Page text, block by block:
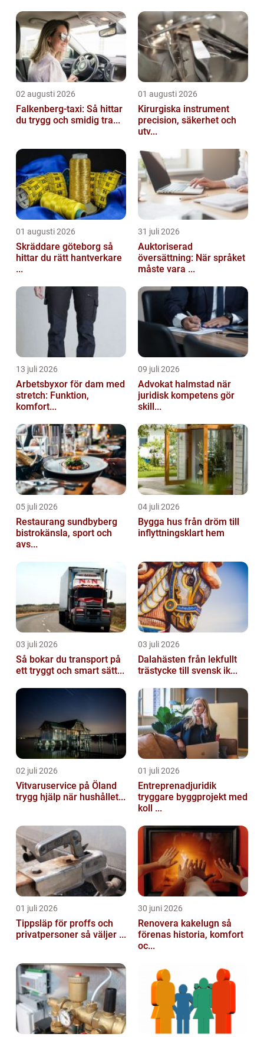
02 augusti 2026
Falkenberg-taxi: Så hittar
du trygg och smidig tra...
01 augusti 2026
Kirurgiska instrument
precision, säkerhet och
utv...
01 augusti 2026
Skräddare göteborg så
hittar du rätt hantverkare
...
31 juli 2026
Auktoriserad
översättning: När språket
måste vara ...
13 juli 2026
Arbetsbyxor för dam med
stretch: Funktion,
komfort...
09 juli 2026
Advokat halmstad när
juridisk kompetens gör
skill...
05 juli 2026
Restaurang sundbyberg
bistrokänsla, sport och
avs...
04 juli 2026
Bygga hus från dröm till
inflyttningsklart hem
03 juli 2026
Så bokar du transport på
ett tryggt och smart sätt...
03 juli 2026
Dalahästen från lekfullt
trästycke till svensk ik...
02 juli 2026
Vitvaruservice på Öland
trygg hjälp när hushållet...
01 juli 2026
Entreprenadjuridik
tryggare byggprojekt med
koll ...
01 juli 2026
Tippsläp för proffs och
privatpersoner så väljer ...
30 juni 2026
Renovera kakelugn så
förenas historia, komfort
oc...